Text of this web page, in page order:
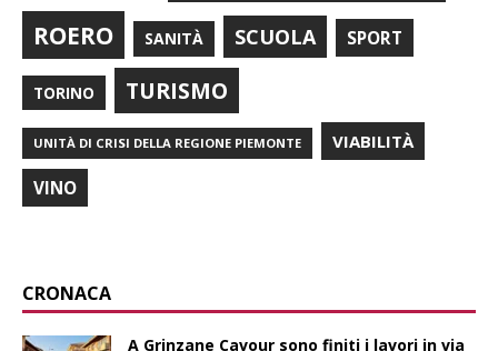
ROERO SANITÀ SCUOLA SPORT
TORINO TURISMO
UNITÀ DI CRISI DELLA REGIONE PIEMONTE VIABILITÀ
VINO
CRONACA
A Grinzane Cavour sono finiti i lavori in via